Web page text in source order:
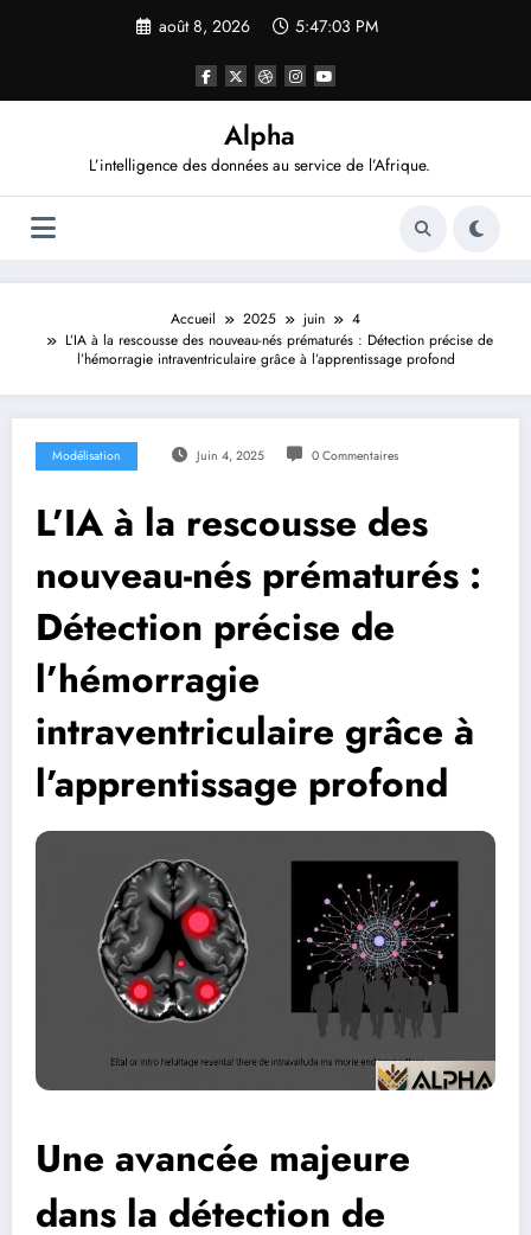
août 8, 2026 5:47:04 PM
Alpha
L’intelligence des données au service de l’Afrique.
Accueil 2025 juin
4
L’IA à la rescousse des nouveau-nés prématurés : Détection précise de
l’hémorragie intraventriculaire grâce à l’apprentissage profond
Modélisation Juin 4, 2025 0 Commentaires
L’IA à la rescousse des
nouveau-nés prématurés :
Détection précise de
l’hémorragie
intraventriculaire grâce à
l’apprentissage profond
Une avancée majeure
dans la détection de